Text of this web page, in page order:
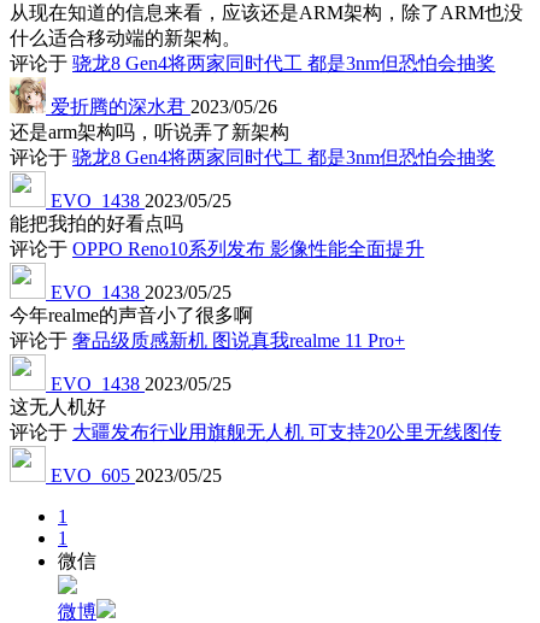
从现在知道的信息来看，应该还是ARM架构，除了ARM也没
什么适合移动端的新架构。
评论于 骁龙8 Gen4将两家同时代工 都是3nm但恐怕会抽奖
爱折腾的深水君 2023/05/26
还是arm架构吗，听说弄了新架构
评论于 骁龙8 Gen4将两家同时代工 都是3nm但恐怕会抽奖
EVO_1438 2023/05/25
能把我拍的好看点吗
评论于 OPPO Reno10系列发布 影像性能全面提升
EVO_1438 2023/05/25
今年realme的声音小了很多啊
评论于 奢品级质感新机 图说真我realme 11 Pro+
EVO_1438 2023/05/25
这无人机好
评论于 大疆发布行业用旗舰无人机 可支持20公里无线图传
EVO_605 2023/05/25
1
1
微信
微博